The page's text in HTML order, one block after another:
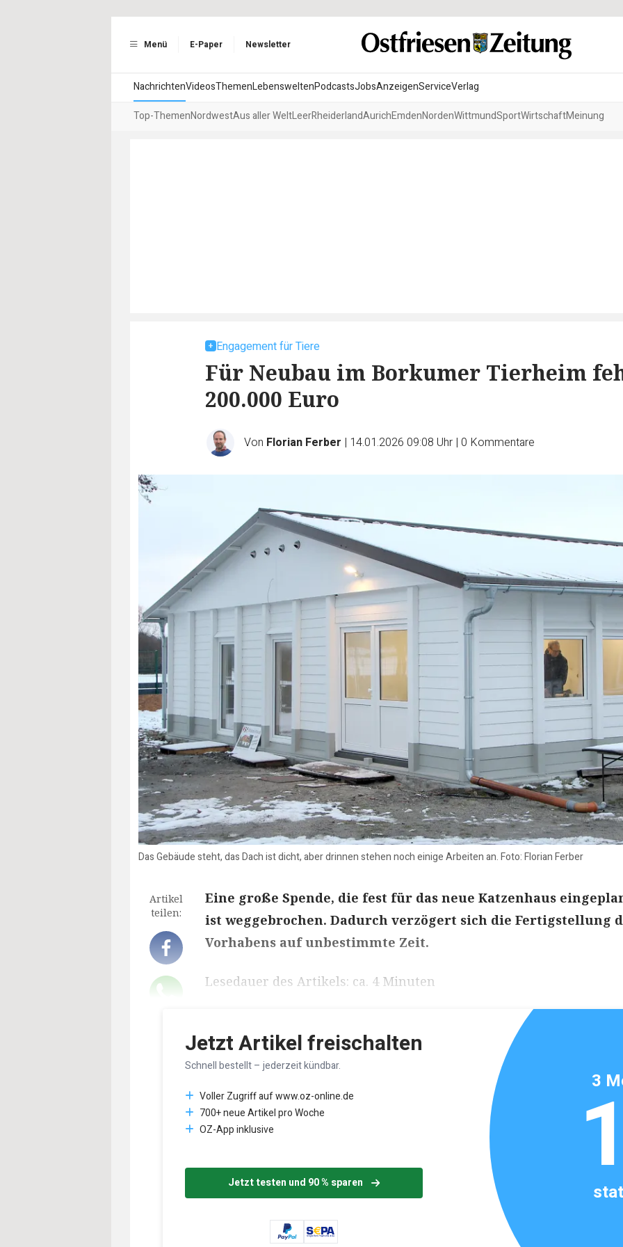
Menü E-Paper Newsletter
NachrichtenVideosThemenLebensweltenPodcastsJobsAnzeigenServiceVerlag
Top-ThemenNordwestAus aller WeltLeerRheiderlandAurichEmdenNordenWittmundSportWirtschaftMeinung
Engagement für Tiere
Für Neubau im Borkumer Tierheim
200.000 Euro
Von Florian Ferber | 14.01.2026 09:08 Uhr | 0 Kommentare
Das Gebäude steht, das Dach ist dicht, aber drinnen stehen noch einige Arbeiten an. Foto: Florian Ferber
Artikel
teilen:
Eine große Spende, die fest für das neue Katzenhaus
ist weggebrochen. Dadurch verzögert sich die Fertigstellung
Vorhabens auf unbestimmte Zeit.
Lesedauer des Artikels: ca. 4 Minuten
Jetzt Artikel freischalten
Schnell bestellt – jederzeit kündbar.
Voller Zugriff auf www.oz-online.de
700+ neue Artikel pro Woche
OZ-App inklusive
Jetzt testen und 90 % sparen
3